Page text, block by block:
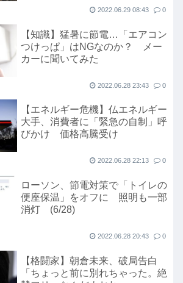
2022.06.29 08:43 0
【知識】猛暑に節電…「エアコン
つけっぱ」はNGなのか？ メー
カーに聞いてみた
2022.06.28 23:43 0
【エネルギー危機】仏エネルギー
大手、消費者に「緊急の自制」呼
びかけ 価格高騰受け
2022.06.28 22:13 0
ローソン、節電対策で「トイレの
便座保温」をオフに 照明も一部
消灯 (6/28)
2022.06.28 20:43 0
【格闘家】朝倉未来、破局告白
「ちょっと前に別れちゃった。絶